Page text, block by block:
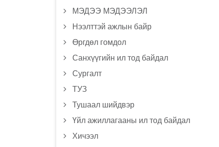
МЭДЭЭ МЭДЭЭЛЭЛ
Нээлттэй ажлын байр
Өргдөл гомдол
Санхүүгийн ил тод байдал
Сургалт
ТУЗ
Тушаал шийдвэр
Үйл ажиллагааны ил тод байдал
Хичээл